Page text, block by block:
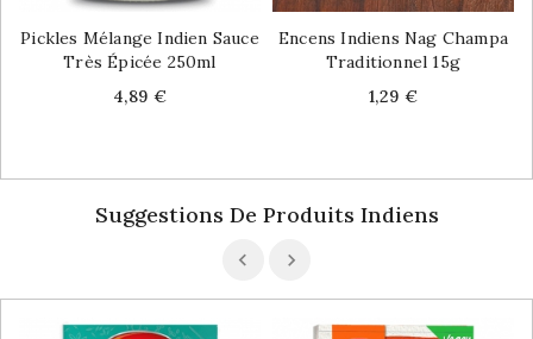
Pickles Mélange Indien Sauce
Très Épicée 250ml
Price
4,89 €
Encens Indiens Nag Champa
Traditionnel 15g
Price
1,29 €
Suggestions De Produits Indiens